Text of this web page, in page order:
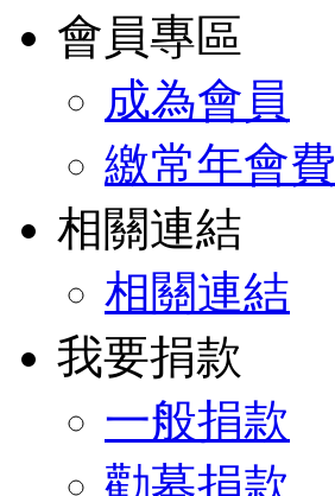
會員專區
成為會員
繳常年會費
相關連結
相關連結
我要捐款
一般捐款
勸募捐款